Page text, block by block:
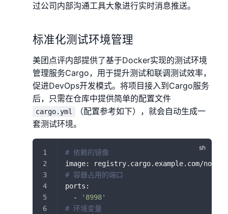
过公司内部沟通工具大象进行实时消息推送。
标准化测试环境管理
美团点评内部提供了基于Docker实现的测试环境
管理服务Cargo，用于提升测试和联调测试效率，
促进DevOps开发模式。将项目接入到Cargo服务
后，只需在仓库中提供简单的配置文件
cargo.yml
（配置参考如下），就会自动生成一
套测试环境。
# 依赖的镜像
image: registry.cargo.example.com/
# 容器占用的端口
ports:
  -
'8998'
# 环境变量